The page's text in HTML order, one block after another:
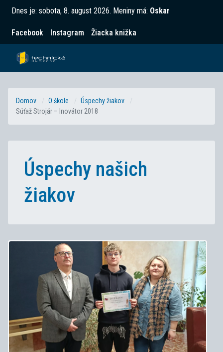
Dnes je: sobota, 8. august 2026. Meniny má: Oskar
Facebook Instagram Žiacka knižka
Domov O škole
Úspechy žiakov
Súťaž Strojár – Inovátor 2018
Úspechy našich
žiakov